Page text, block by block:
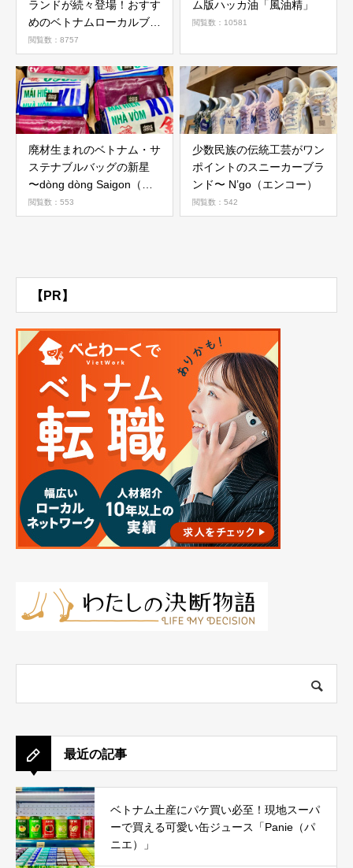
ランドが続々登場！おすす
めのベトナムローカルブラ
ンド4選！
閲覧数：8757
ム版ハッカ油「風油精」
閲覧数：10581
廃材生まれのベトナム・サ
ステナブルバッグの新星
〜dòng dòng Saigon（ゾ
ン・ゾン・サイゴン）
閲覧数：553
少数民族の伝統工芸がワン
ポイントのスニーカーブラ
ンド〜 N’go（エンコー）
閲覧数：542
【PR】
最近の記事
ベトナム土産にパケ買い必至！現地スーパ
ーで買える可愛い缶ジュース「Panie（パ
ニエ）」